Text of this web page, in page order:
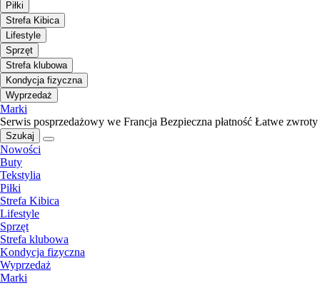
Piłki
Strefa Kibica
Lifestyle
Sprzęt
Strefa klubowa
Kondycja fizyczna
Wyprzedaż
Marki
Serwis posprzedażowy we Francja Bezpieczna płatność Łatwe zwroty
Szukaj
Nowości
Buty
Tekstylia
Piłki
Strefa Kibica
Lifestyle
Sprzęt
Strefa klubowa
Kondycja fizyczna
Wyprzedaż
Marki